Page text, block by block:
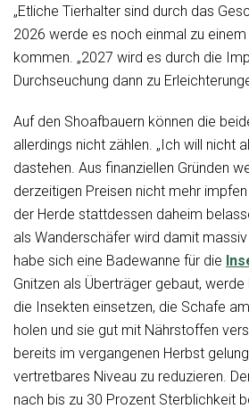
„Etliche Tierhalter sind durch das
2026 werde es noch einmal zu
kommen. „2027 wird es durch die
Durchseuchung dann zu
Auf den Shoafbauern können die
allerdings nicht zählen. „Ich will nicht
dastehen. Aus finanziellen Gründen
derzeitigen Preisen nicht mehr
der Herde stattdessen daheim
als Wanderschäfer wird damit massiv
habe sich eine Badewanne für die
Gnitzen als Überträger gebaut,
die Insekten einsetzen, die Schafe
holen und sie gut mit Nährstoffen
bereits im vergangenen Herbst
vertretbares Niveau zu reduzieren.
nach bis zu 30 Prozent Sterblichkeit